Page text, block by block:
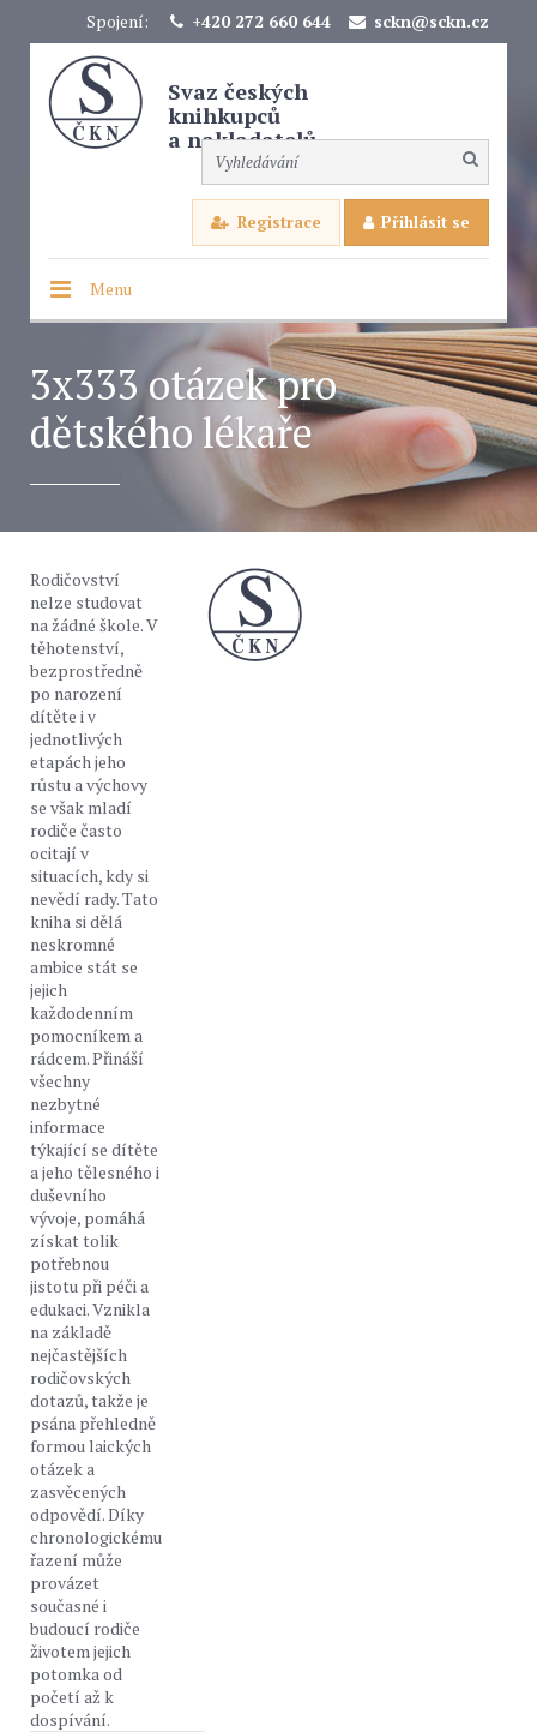
Spojení: +420 272 660 644 sckn@sckn.cz
Svaz českých
knihkupců
a nakladatelů
Registrace Přihlásit se
Menu
3x333 otázek pro
dětského lékaře
Rodičovství
nelze studovat
na žádné škole. V
těhotenství,
bezprostředně
po narození
dítěte i v
jednotlivých
etapách jeho
růstu a výchovy
se však mladí
rodiče často
ocitají v
situacích, kdy si
nevědí rady. Tato
kniha si dělá
neskromné
ambice stát se
jejich
každodenním
pomocníkem a
rádcem. Přináší
všechny
nezbytné
informace
týkající se dítěte
a jeho tělesného i
duševního
vývoje, pomáhá
získat tolik
potřebnou
jistotu při péči a
edukaci. Vznikla
na základě
nejčastějších
rodičovských
dotazů, takže je
psána přehledně
formou laických
otázek a
zasvěcených
odpovědí. Díky
chronologickému
řazení může
provázet
současné i
budoucí rodiče
životem jejich
potomka od
početí až k
dospívání.